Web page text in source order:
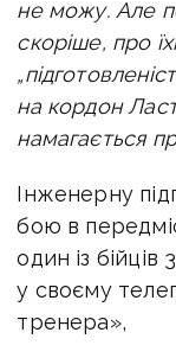
не можу. Але
скоріше, про
на кордон
намагається
Інженерну
бою в
один із
у своєму
тренера»,